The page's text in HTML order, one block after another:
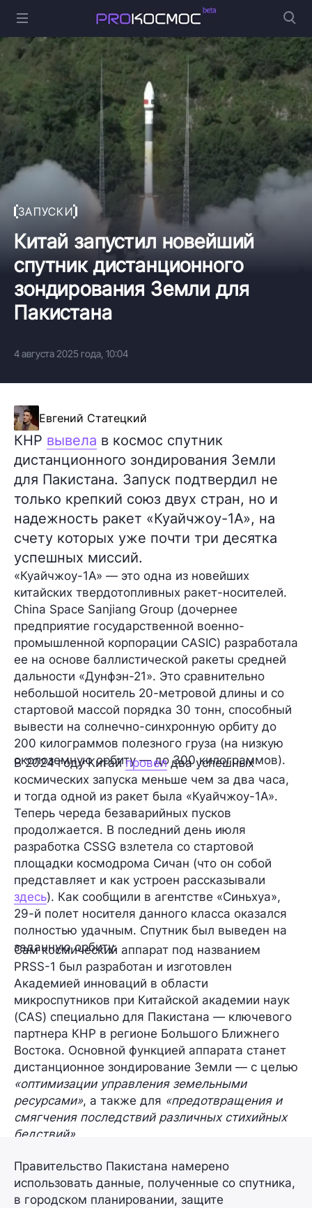
ЗАПУСКИ
Китай запустил новейший
спутник дистанционного
зондирования Земли для
Пакистана
4 августа 2025 года, 10:04
Евгений Статецкий
КНР вывела в космос спутник
дистанционного зондирования Земли
для Пакистана. Запуск подтвердил не
только крепкий союз двух стран, но и
надежность ракет «Куайчжоу-1А», на
счету которых уже почти три десятка
успешных миссий.
«Куайчжоу-1А» — это одна из новейших
китайских твердотопливных ракет-носителей.
China Space Sanjiang Group (дочернее
предприятие государственной военно-
промышленной корпорации CASIC) разработала
ее на основе баллистической ракеты средней
дальности «Дунфэн-21». Это сравнительно
небольшой носитель 20-метровой длины и со
стартовой массой порядка 30 тонн, способный
вывести на солнечно-синхронную орбиту до
200 килограммов полезного груза (на низкую
околоземную орбиту — до 300 килограммов).
В 2024 году Китайпровелдва успешных
космических запуска меньше чем за два часа,
и тогда одной из ракет была «Куайчжоу-1А».
Теперь череда безаварийных пусков
продолжается. В последний день июля
разработка CSSG взлетела со стартовой
площадки космодрома Сичан (что он собой
представляет и как устроен рассказывали
здесь). Как сообщили в агентстве «Синьхуа»,
29-й полет носителя данного класса оказался
полностью удачным. Спутник был выведен на
заданную орбиту.
Сам космический аппарат под названием
PRSS-1 был разработан и изготовлен
Академией инноваций в области
микроспутников при Китайской академии наук
(CAS) специально для Пакистана — ключевого
партнера КНР в регионе Большого Ближнего
Востока. Основной функцией аппарата станет
дистанционное зондирование Земли — с целью
«оптимизации управления земельными
ресурсами», а также для «предотвращения и
смягчения последствий различных стихийных
бедствий»
Правительство Пакистана намерено
использовать данные, полученные со спутника,
в городском планировании, защите